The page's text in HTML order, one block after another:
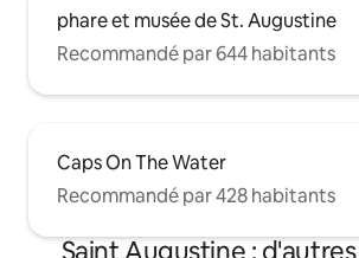
phare et musée de St. Augustine
Recommandé par 644 habitants
Caps On The Water
Recommandé par 428 habitants